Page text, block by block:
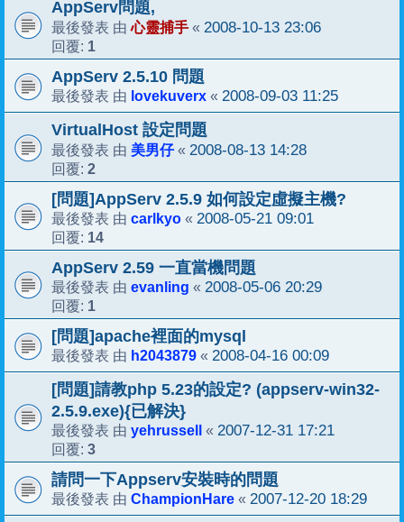
AppServ問題,
最後發表 由心靈捕手 « 2008-10-13 23:06
回覆: 1
AppServ 2.5.10 問題
最後發表 由 lovekuverx « 2008-09-03 11:25
VirtualHost 設定問題
最後發表 由 美男仔« 2008-08-13 14:28
回覆: 2
[問題]AppServ 2.5.9 如何設定虛擬主機?
最後發表 由 carlkyo « 2008-05-21 09:01
回覆: 14
AppServ 2.59 一直當機問題
最後發表 由 evanling « 2008-05-06 20:29
回覆: 1
[問題]apache裡面的mysql
最後發表 由 h2043879 « 2008-04-16 00:09
[問題]請教php 5.23的設定? (appserv-win32-
2.5.9.exe){已解決}
最後發表 由 yehrussell « 2007-12-31 17:21
回覆: 3
請問一下Appserv安裝時的問題
最後發表 由 ChampionHare « 2007-12-20 18:29